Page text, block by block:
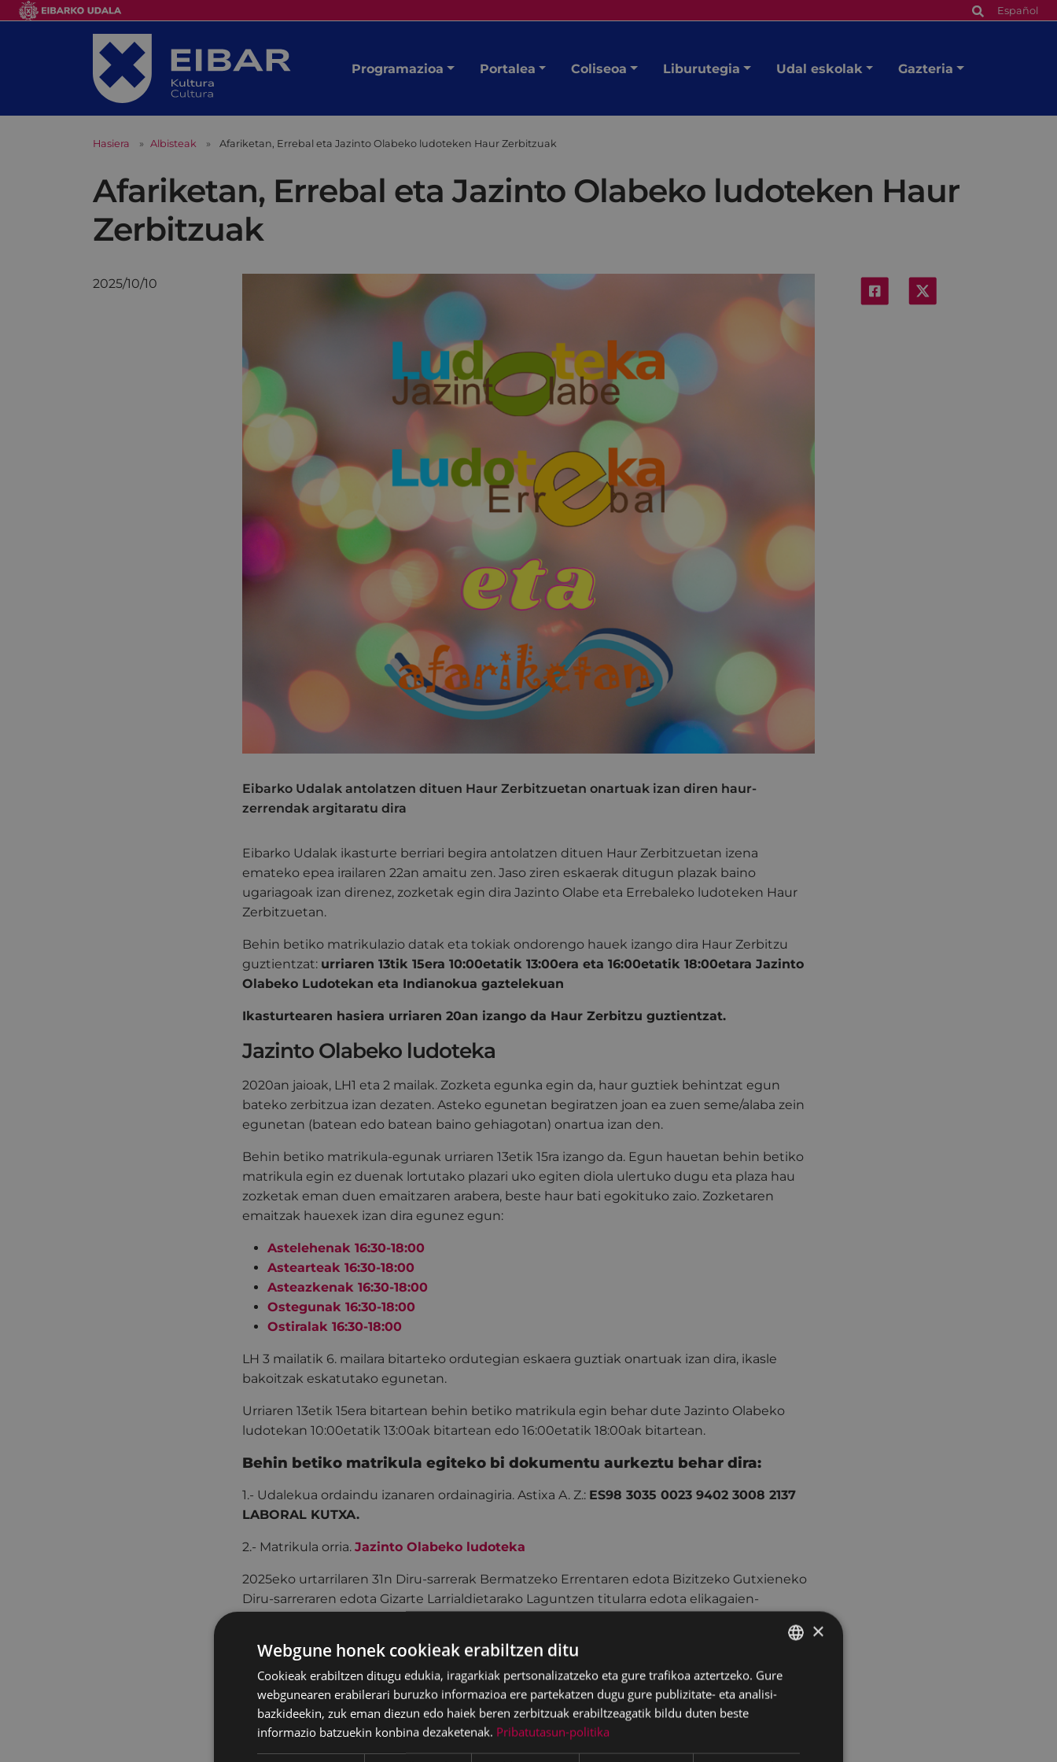
Español
Programazioa Portalea Coliseoa Liburutegia Udal eskolak Gazteria
Hasiera Albisteak Afariketan, Errebal eta Jazinto Olabeko ludoteken Haur Zerbitzuak
Afariketan, Errebal eta Jazinto Olabeko ludoteken Haur
Zerbitzuak
2025/10/10
Eibarko Udalak antolatzen dituen Haur Zerbitzuetan onartuak izan diren haur-
zerrendak argitaratu dira
Eibarko Udalak ikasturte berriari begira antolatzen dituen Haur Zerbitzuetan izena
emateko epea irailaren 22an amaitu zen. Jaso ziren eskaerak ditugun plazak baino
ugariagoak izan direnez, zozketak egin dira Jazinto Olabe eta Errebaleko ludoteken Haur
Zerbitzuetan.
Behin betiko matrikulazio datak eta tokiak ondorengo hauek izango dira Haur Zerbitzu
guztientzat: urriaren 13tik 15era 10:00etatik 13:00era eta 16:00etatik 18:00etara Jazinto
Olabeko Ludotekan eta Indianokua gaztelekuan
Ikasturtearen hasiera urriaren 20an izango da Haur Zerbitzu guztientzat.
Jazinto Olabeko ludoteka
2020an jaioak, LH1 eta 2 mailak. Zozketa egunka egin da, haur guztiek behintzat egun
bateko zerbitzua izan dezaten. Asteko egunetan begiratzen joan ea zuen seme/alaba zein
egunetan (batean edo batean baino gehiagotan) onartua izan den.
Behin betiko matrikula-egunak urriaren 13etik 15ra izango da. Egun hauetan behin betiko
matrikula egin ez duenak lortutako plazari uko egiten diola ulertuko dugu eta plaza hau
zozketak eman duen emaitzaren arabera, beste haur bati egokituko zaio. Zozketaren
emaitzak hauexek izan dira egunez egun:
Astelehenak 16:30-18:00
Astearteak 16:30-18:00
Asteazkenak 16:30-18:00
Ostegunak 16:30-18:00
Ostiralak 16:30-18:00
LH 3 mailatik 6. mailara bitarteko ordutegian eskaera guztiak onartuak izan dira, ikasle
bakoitzak eskatutako egunetan.
Urriaren 13etik 15era bitartean behin betiko matrikula egin behar dute Jazinto Olabeko
ludotekan 10:00etatik 13:00ak bitartean edo 16:00etatik 18:00ak bitartean.
Behin betiko matrikula egiteko bi dokumentu aurkeztu behar dira:
1.- Udalekua ordaindu izanaren ordainagiria. Astixa A. Z.: ES98 3035 0023 9402 3008 2137
LABORAL KUTXA.
2.- Matrikula orria. Jazinto Olabeko ludoteka
2025eko urtarrilaren 31n Diru-sarrerak Bermatzeko Errentaren edota Bizitzeko Gutxieneko
Diru-sarreraren edota Gizarte Larrialdietarako Laguntzen titularra edota elikagaien-
jaso dezakezu. Matrikula orriarekin Gizartekintzako Sailera hurbildu eta bertan dirulaguntza
honen baieztapena jasoko duzu: behin betiko matrikula orria eraman eta bertan Udaleko
zigilua emango dizute.
Errebaleko ludoteka
BASQUE
SPANISH
×
Webgune honek cookieak erabiltzen ditu
Cookieak erabiltzen ditugu edukia, iragarkiak pertsonalizatzeko eta gure trafikoa aztertzeko. Gure
webgunearen erabilerari buruzko informazioa ere partekatzen dugu gure publizitate- eta analisi-
bazkideekin, zuk eman diezun edo haiek beren zerbitzuak erabiltzeagatik bildu duten beste
informazio batzuekin konbina dezaketenak. Pribatutasun-politika